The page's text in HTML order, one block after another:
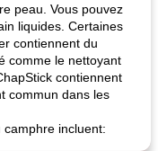
peau. Vous pouvez
liquides. Certaines
contiennent du
comme le nettoyant
contiennent
commun dans les
incluent: